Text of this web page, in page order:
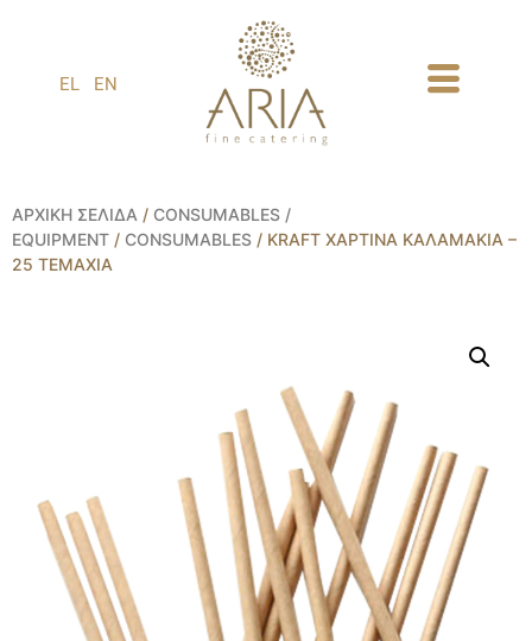
EL EN
ΑΡΧΙΚΉ ΣΕΛΊΔΑ / CONSUMABLES /
EQUIPMENT / CONSUMABLES / KRAFT ΧΆΡΤΙΝΑ ΚΑΛΑΜΆΚΙΑ –
25 ΤΕΜΆΧΙΑ